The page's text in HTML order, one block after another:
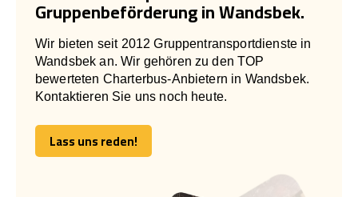
Gruppenbeförderung in Wandsbek.
Wir bieten seit 2012 Gruppentransportdienste in
Wandsbek an. Wir gehören zu den TOP
bewerteten Charterbus-Anbietern in Wandsbek.
Kontaktieren Sie uns noch heute.
Lass uns reden!
Lass uns reden!